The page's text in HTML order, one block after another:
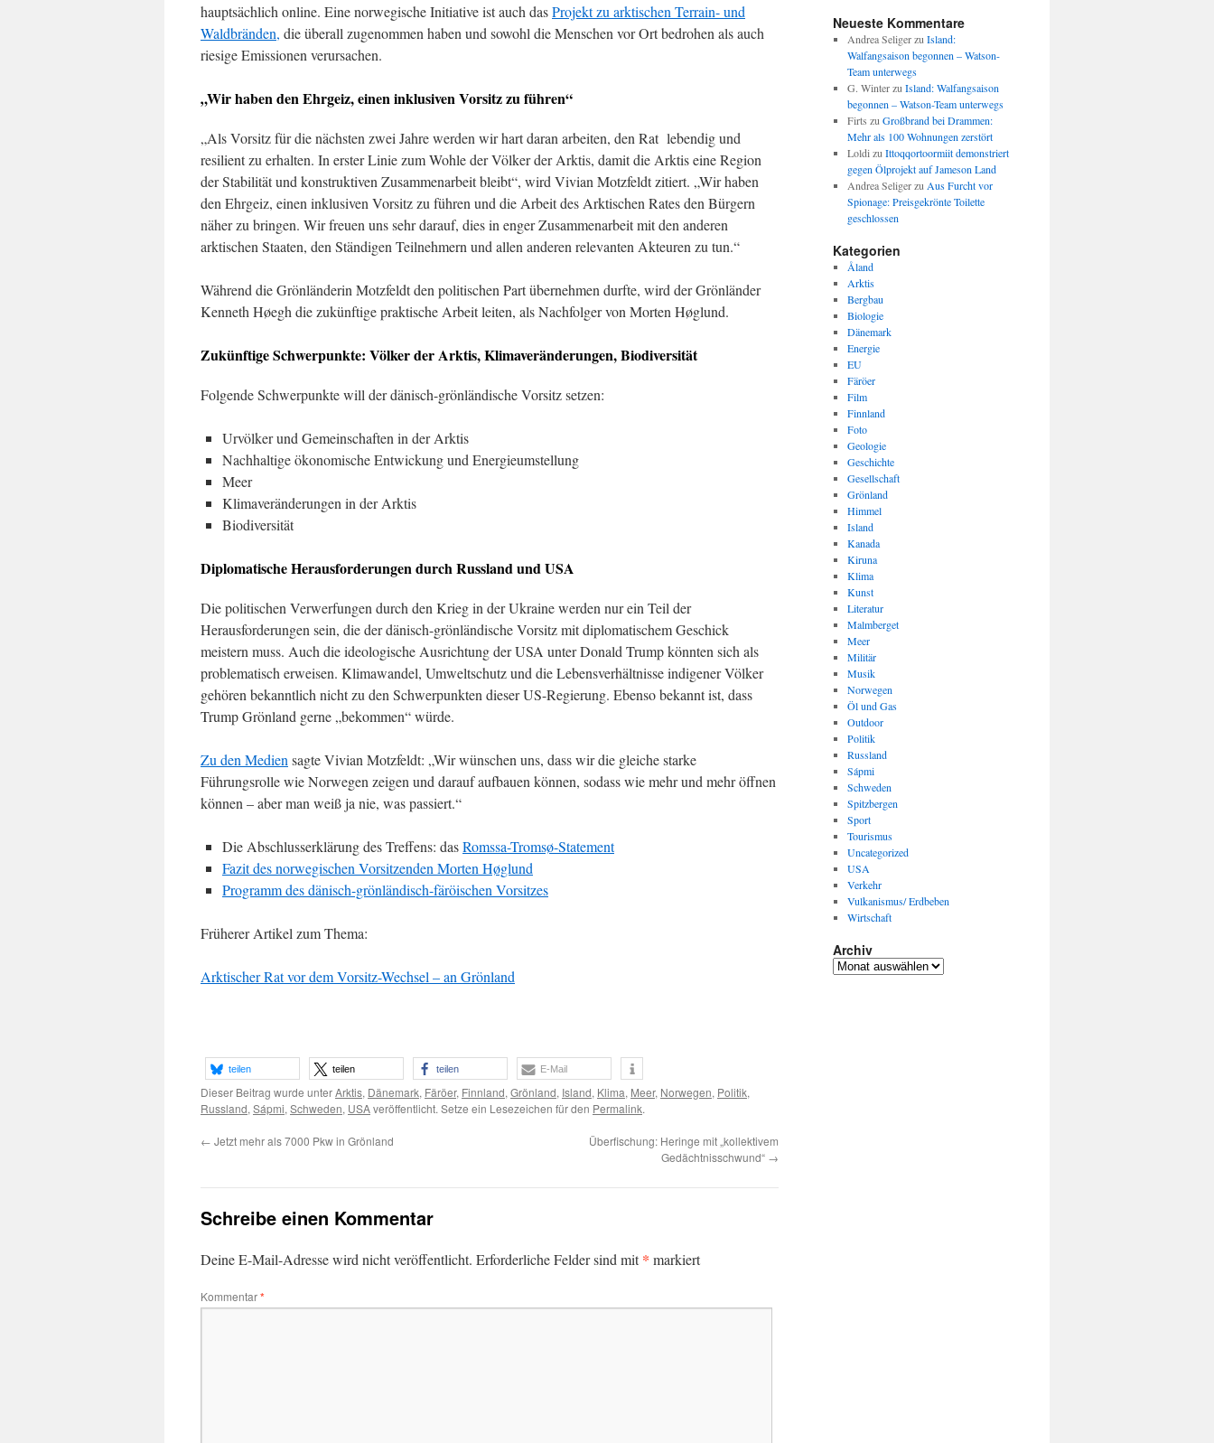
hauptsächlich online. Eine norwegische Initiative ist auch dasProjekt zu arktischen Terrain- und
Waldbränden, die überall zugenommen haben und sowohl die Menschen vor Ort bedrohen als auch
riesige Emissionen verursachen.
„Wir haben den Ehrgeiz, einen inklusiven Vorsitz zu führen“
„Als Vorsitz für die nächsten zwei Jahre werden wir hart daran arbeiten, den Rat lebendig und
resilient zu erhalten. In erster Linie zum Wohle der Völker der Arktis, damit die Arktis eine Region
der Stabilität und konstruktiven Zusammenarbeit bleibt“, wird Vivian Motzfeldt zitiert. „Wir haben
den Ehrgeiz, einen inklusiven Vorsitz zu führen und die Arbeit des Arktischen Rates den Bürgern
näher zu bringen. Wir freuen uns sehr darauf, dies in enger Zusammenarbeit mit den anderen
arktischen Staaten, den Ständigen Teilnehmern und allen anderen relevanten Akteuren zu tun.“
Während die Grönländerin Motzfeldt den politischen Part übernehmen durfte, wird der Grönländer
Kenneth Høegh die zukünftige praktische Arbeit leiten, als Nachfolger von Morten Høglund.
Zukünftige Schwerpunkte: Völker der Arktis, Klimaveränderungen, Biodiversität
Folgende Schwerpunkte will der dänisch-grönländische Vorsitz setzen:
Urvölker und Gemeinschaften in der Arktis
Nachhaltige ökonomische Entwickung und Energieumstellung
Meer
Klimaveränderungen in der Arktis
Biodiversität
Diplomatische Herausforderungen durch Russland und USA
Die politischen Verwerfungen durch den Krieg in der Ukraine werden nur ein Teil der
Herausforderungen sein, die der dänisch-grönländische Vorsitz mit diplomatischem Geschick
meistern muss. Auch die ideologische Ausrichtung der USA unter Donald Trump könnten sich als
problematisch erweisen. Klimawandel, Umweltschutz und die Lebensverhältnisse indigener Völker
gehören bekanntlich nicht zu den Schwerpunkten dieser US-Regierung. Ebenso bekannt ist, dass
Trump Grönland gerne „bekommen“ würde.
Zu den Medien sagte Vivian Motzfeldt: „Wir wünschen uns, dass wir die gleiche starke
Führungsrolle wie Norwegen zeigen und darauf aufbauen können, sodass wie mehr und mehr öffnen
können – aber man weiß ja nie, was passiert.“
Die Abschlusserklärung des Treffens: dasRomssa-Tromsø-Statement
Fazit des norwegischen Vorsitzenden Morten Høglund
Programm des dänisch-grönländisch-färöischen Vorsitzes
Früherer Artikel zum Thema:
Arktischer Rat vor dem Vorsitz-Wechsel – an Grönland
teilen teilen teilen E-Mail
Dieser Beitrag wurde unterArktis, Dänemark, Färöer, Finnland, Grönland, Island, Klima, Meer, Norwegen, Politik,
Russland, Sápmi, Schweden, USAveröffentlicht. Setze ein Lesezeichen für den Permalink.
← Jetzt mehr als 7000 Pkw in Grönland
Überfischung: Heringe mit „kollektivem
Gedächtnisschwund“ →
Schreibe einen Kommentar
Deine E-Mail-Adresse wird nicht veröffentlicht. Erforderliche Felder sind mit* markiert
Kommentar*
Neueste Kommentare
Andrea Seligerzu Island:
Walfangsaison begonnen – Watson-
Team unterwegs
G. Winterzu Island: Walfangsaison
begonnen – Watson-Team unterwegs
Firts zu Großbrand bei Drammen:
Mehr als 100 Wohnungen zerstört
Loldi zu Ittoqqortoormiit demonstriert
gegen Ölprojekt auf Jameson Land
Andrea Seligerzu Aus Furcht vor
Spionage: Preisgekrönte Toilette
geschlossen
Kategorien
Åland
Arktis
Bergbau
Biologie
Dänemark
Energie
EU
Färöer
Film
Finnland
Foto
Geologie
Geschichte
Gesellschaft
Grönland
Himmel
Island
Kanada
Kiruna
Klima
Kunst
Literatur
Malmberget
Meer
Militär
Musik
Norwegen
Öl und Gas
Outdoor
Politik
Russland
Sápmi
Schweden
Spitzbergen
Sport
Tourismus
Uncategorized
USA
Verkehr
Vulkanismus/ Erdbeben
Wirtschaft
Archiv
Archiv